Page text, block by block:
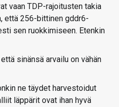
vaan TDP-rajoitusten takia
että 256-bittinen gddr6-
sen ruokkimiseen. Etenkin
sinänsä arvailu on vähän
ne täydet harvestoidut
läppärit ovat ihan hyvä